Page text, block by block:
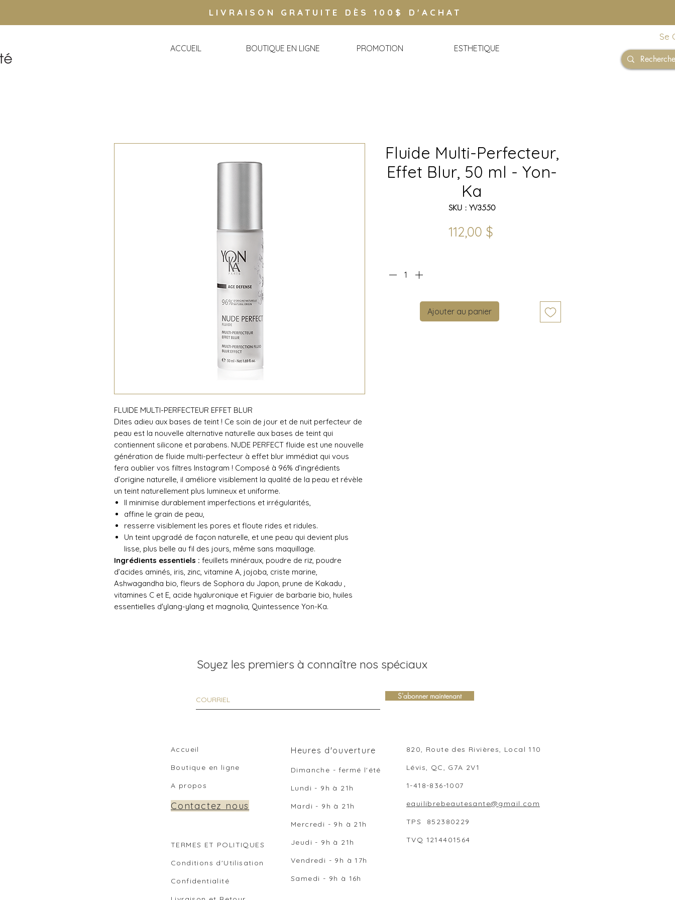
LIVRAISON GRATUITE DÈS 100$ D'ACHAT
ACCUEIL BOUTIQUE EN LIGNE PROMOTION ESTHETIQUE
Se
FLUIDE MULTI-PERFECTEUR EFFET BLUR
Dites adieu aux bases de teint ! Ce soin de jour et de nuit perfecteur de
peau est la nouvelle alternative naturelle aux bases de teint qui
contiennent silicone et parabens. NUDE PERFECT fluide est une nouvelle
génération de fluide multi-perfecteur à effet blur immédiat qui vous
fera oublier vos filtres Instagram ! Composé à 96% d’ingrédients
d’origine naturelle, il améliore visiblement la qualité de la peau et révèle
un teint naturellement plus lumineux et uniforme.
Il minimise durablement imperfections et irrégularités,
affine le grain de peau,
resserre visiblement les pores et floute rides et ridules.
Un teint upgradé de façon naturelle, et une peau qui devient plus
lisse, plus belle au fil des jours, même sans maquillage.
Ingrédients essentiels : feuillets minéraux, poudre de riz, poudre
d’acides aminés, iris, zinc, vitamine A, jojoba, criste marine,
Ashwagandha bio, fleurs de Sophora du Japon, prune de Kakadu ,
vitamines C et E, acide hyaluronique et Figuier de barbarie bio, huiles
essentielles d'ylang-ylang et magnolia, Quintessence Yon-Ka.
Fluide Multi-Perfecteur,
Effet Blur, 50 ml - Yon-
Ka
SKU : YV3550
112,00 $Prix
Ajouter au panier
Soyez les premiers à connaître nos spéciaux
S'abonner maintenant
Accueil
Boutique en ligne
A propos
Contactez nous
TERMES ET POLITIQUES
Co nditions d'Utilisation
Confidentialité
Heures d'ouverture
Dimanche - fermé l'été
Lundi - 9h à 21h
Mardi - 9h à 21 h
Mercredi - 9h à 21 h
Jeudi - 9h à 21 h
Vendredi - 9h à 17h
Samedi - 9h à 16h
820, Route des Rivières, Local 110
Lévis, QC, G7A 2V1
1-418-836-1007
equilibrebeautesante@gmail.com
TPS 852380229
TVQ 1214401564